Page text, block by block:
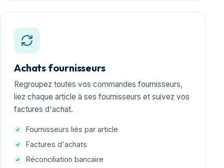
Achats fournisseurs
Regroupez toutes vos commandes fournisseurs,
liez chaque article à ses fournisseurs et suivez vos
factures d'achat.
Fournisseurs liés par article
Factures d'achats
Réconciliation bancaire